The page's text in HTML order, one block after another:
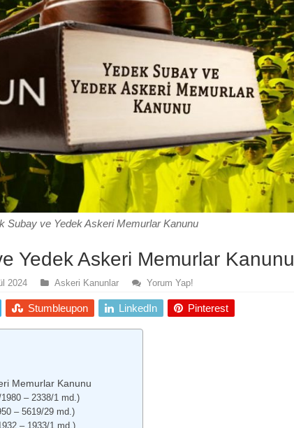
Subay ve Yedek Askeri Memurlar Kanunu
Yedek Askeri Memurlar Kanunu
2024 Askeri Kanunlar Yorum Yap!
Stumbleupon LinkedIn Pinterest
Memurlar Kanunu
– 2338/1 md.)
– 5619/29 md.)
– 1933/1 md.)